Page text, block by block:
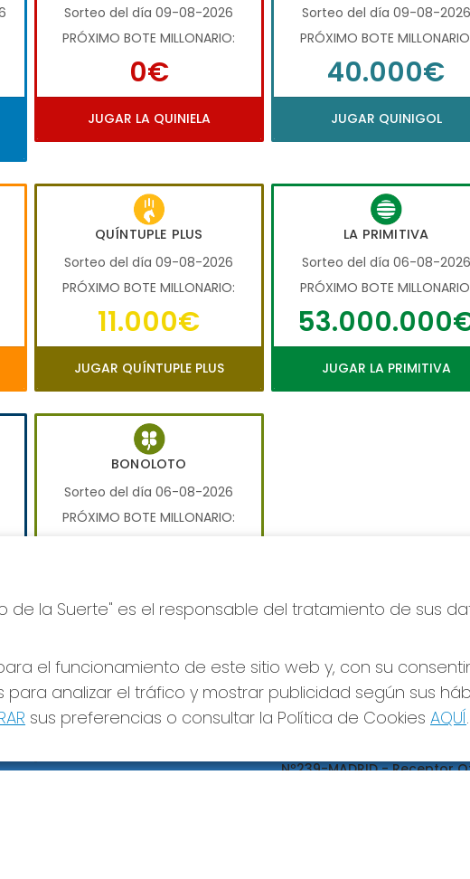
Sorteo del día 09-08-2026
PRÓXIMO BOTE MILLONARIO:
0€
JUGAR LA QUINIELA
Sorteo del día 09-08-2026
PRÓXIMO BOTE
40.000€
JUGAR QUINIGOL
QUÍNTUPLE PLUS
Sorteo del día 09-08-2026
PRÓXIMO BOTE MILLONARIO:
11.000€
JUGAR QUÍNTUPLE PLUS
LA PRIMITIVA
Sorteo del día 06-08-2026
PRÓXIMO BOTE
JUGAR LA PRIMITIVA
BONOLOTO
Sorteo del día 06-08-2026
PRÓXIMO BOTE MILLONARIO:
JUGAR BONOLOTO
REDES SOCIALES CONTACTO
Nº239-MADRID - Receptor
de la Suerte" es el responsable del tratamiento de sus
el funcionamiento de este sitio web y, con su
analizar el tráfico y mostrar publicidad según sus
sus preferencias o consultar la Política de Cookies AQUÍ.